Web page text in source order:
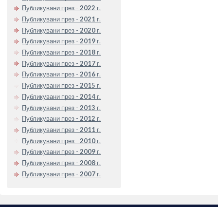
Публикувани през - 2022 г.
Публикувани през - 2021 г.
Публикувани през - 2020 г.
Публикувани през - 2019 г.
Публикувани през - 2018 г.
Публикувани през - 2017 г.
Публикувани през - 2016 г.
Публикувани през - 2015 г.
Публикувани през - 2014 г.
Публикувани през - 2013 г.
Публикувани през - 2012 г.
Публикувани през - 2011 г.
Публикувани през - 2010 г.
Публикувани през - 2009 г.
Публикувани през - 2008 г.
Публикувани през - 2007 г.